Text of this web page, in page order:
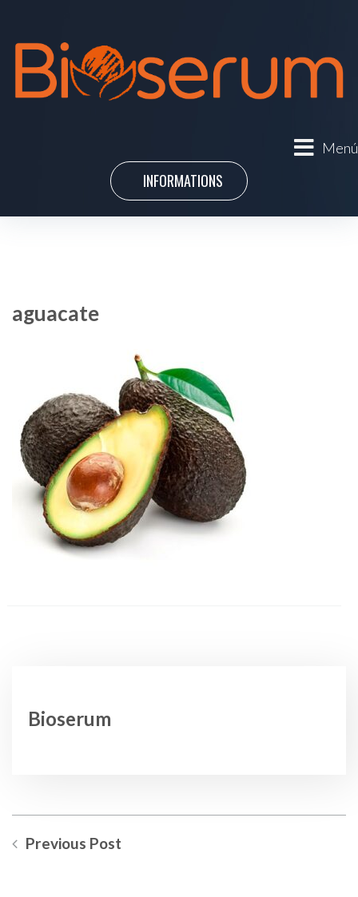
Menú
INFORMATIONS
aguacate
Bioserum
Previous Post